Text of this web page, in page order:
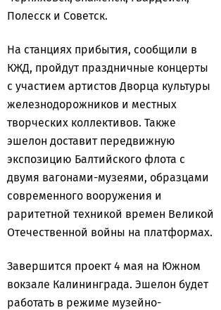
Полесск и Советск.
На станциях прибытия, сообщили в
КЖД, пройдут праздничные концерты
с участием артистов Дворца культуры
железнодорожников и местных
творческих коллективов. Также
эшелон доставит передвижную
экспозицию Балтийского флота с
двумя вагонами-музеями, образцами
современного вооружения и
раритетной техникой времен Великой
Отечественной войны на платформах.
Завершится проект 4 мая на Южном
вокзале Калининграда. Эшелон будет
работать в режиме музейно-